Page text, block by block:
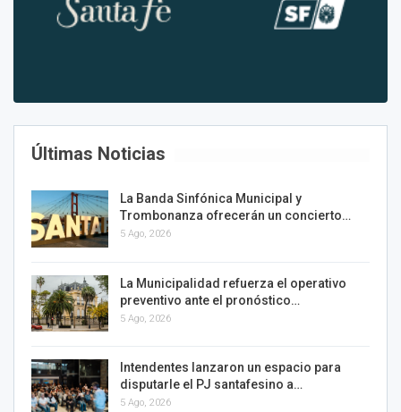
Últimas Noticias
La Banda Sinfónica Municipal y
Trombonanza ofrecerán un concierto…
5 Ago, 2026
La Municipalidad refuerza el operativo
preventivo ante el pronóstico…
5 Ago, 2026
Intendentes lanzaron un espacio para
disputarle el PJ santafesino a…
5 Ago, 2026